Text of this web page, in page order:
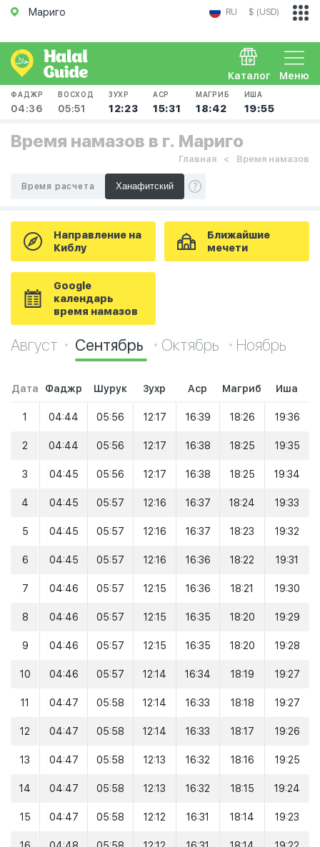
Мариго RU $ (USD)
Меню
Каталог
ФАДЖР
04:36
ВОСХОД
05:51
ЗУХР
12:23
АСР
15:31
МАГРИБ
18:42
ИША
19:55
Время намазов в г. Мариго
Главная Время намазов
Время расчета
Направление на
Киблу
Ближайшие
мечети
Google
календарь
время намазов
Август Сентябрь Октябрь Ноябрь
Дата Фаджр Шурук Зухр Аср Магриб Иша
1 04:44 05:56 12:17 16:39 18:26 19:36
2 04:44 05:56 12:17 16:38 18:25 19:35
3 04:45 05:56 12:17 16:38 18:25 19:34
4 04:45 05:57 12:16 16:37 18:24 19:33
5 04:45 05:57 12:16 16:37 18:23 19:32
6 04:45 05:57 12:16 16:36 18:22 19:31
7 04:46 05:57 12:15 16:36 18:21 19:30
8 04:46 05:57 12:15 16:35 18:20 19:29
9 04:46 05:57 12:15 16:35 18:20 19:28
10 04:46 05:57 12:14 16:34 18:19 19:27
11 04:47 05:58 12:14 16:33 18:18 19:27
12 04:47 05:58 12:14 16:33 18:17 19:26
13 04:47 05:58 12:13 16:32 18:16 19:25
14 04:47 05:58 12:13 16:32 18:15 19:24
15 04:47 05:58 12:12 16:31 18:14 19:23